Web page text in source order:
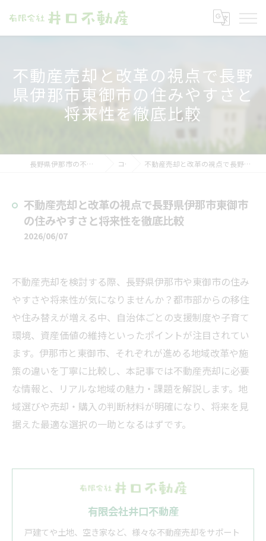
不動産売却と改革の視点で長野
県伊那市東御市の住みやすさと
将来性を徹底比較
長野県伊那市の不動産売却なら有限会社井口不動産 コラム 不動産売却と改革の視点で長野県伊那市東御市の住みやすさと将来性を徹底比較
不動産売却と改革の視点で長野県伊那市東御市
の住みやすさと将来性を徹底比較
2026/06/07
不動産売却を検討する際、長野県伊那市や東御市の住み
やすさや将来性が気になりませんか？都市部からの移住
や住み替えが増える中、自治体ごとの支援制度や子育て
環境、資産価値の維持といったポイントが注目されてい
ます。伊那市と東御市、それぞれが進める地域改革や施
策の違いを丁寧に比較し、本記事では不動産売却に必要
な情報と、リアルな地域の魅力・課題を解説します。地
域選びや売却・購入の判断材料が明確になり、将来を見
据えた最適な選択の一助となるはずです。
有限会社井口不動産
戸建てや土地、空き家など、様々な不動産売却をサポート